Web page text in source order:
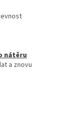
nátěru
a znovu